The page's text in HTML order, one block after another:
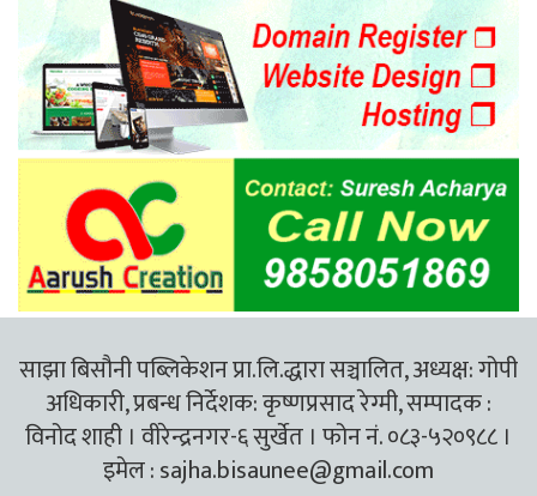
साझा बिसौनी पब्लिकेशन प्रा.लि.द्धारा सञ्चालित, अध्यक्ष: गोपी
अधिकारी, प्रबन्ध निर्देशक: कृष्णप्रसाद रेग्मी, सम्पादक :
विनोद शाही । वीरेन्द्रनगर-६ सुर्खेत । फोन नं. ०८३-५२०९८८ ।
इमेल :sajha.bisaunee@gmail.com